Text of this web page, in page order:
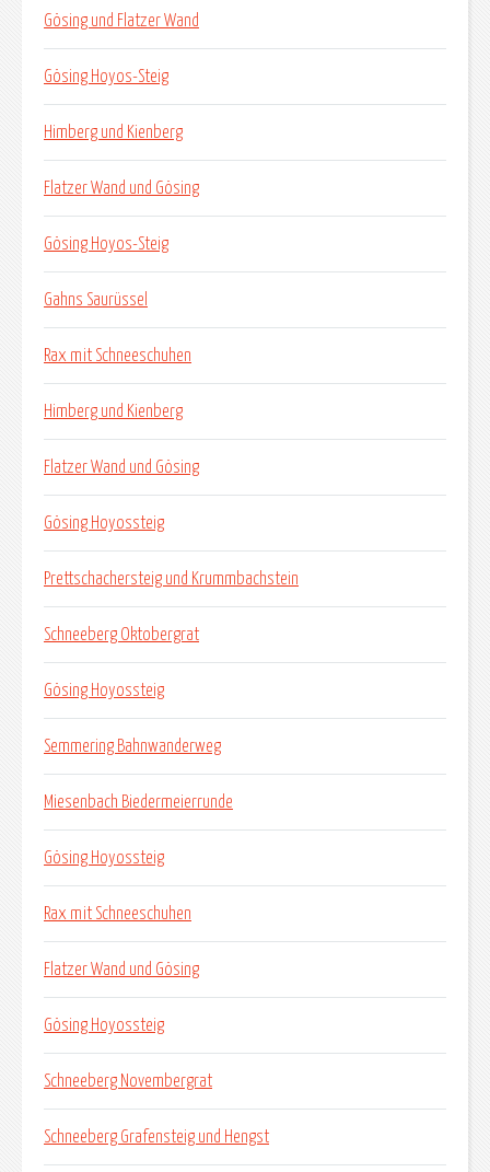
Gösing und Flatzer Wand
Gösing Hoyos-Steig
Himberg und Kienberg
Flatzer Wand und Gösing
Gösing Hoyos-Steig
Gahns Saurüssel
Rax mit Schneeschuhen
Himberg und Kienberg
Flatzer Wand und Gösing
Gösing Hoyossteig
Prettschachersteig und Krummbachstein
Schneeberg Oktobergrat
Gösing Hoyossteig
Semmering Bahnwanderweg
Miesenbach Biedermeierrunde
Gösing Hoyossteig
Rax mit Schneeschuhen
Flatzer Wand und Gösing
Gösing Hoyossteig
Schneeberg Novembergrat
Schneeberg Grafensteig und Hengst